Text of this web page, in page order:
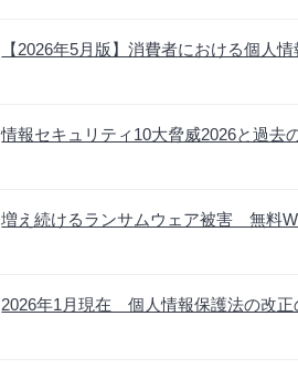
【2026年5月版】消費者における個人
情報セキュリティ10大脅威2026と過去
増え続けるランサムウェア被害 無料
2026年1月現在 個人情報保護法の改正